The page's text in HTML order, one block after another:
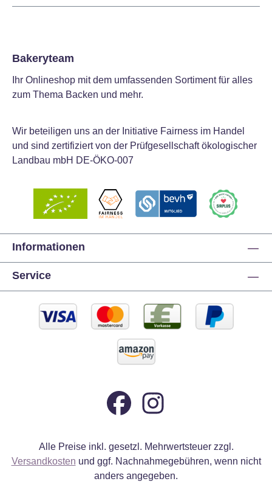
Bakeryteam
Ihr Onlineshop mit dem umfassenden Sortiment für alles
zum Thema Backen und mehr.
Wir beteiligen uns an der Initiative Fairness im Handel
und sind zertifiziert von der Prüfgesellschaft ökologischer
Landbau mbH DE-ÖKO-007
Informationen
Service
Alle Preise inkl. gesetzl. Mehrwertsteuer zzgl.
Versandkosten und ggf. Nachnahmegebühren, wenn nicht
anders angegeben.